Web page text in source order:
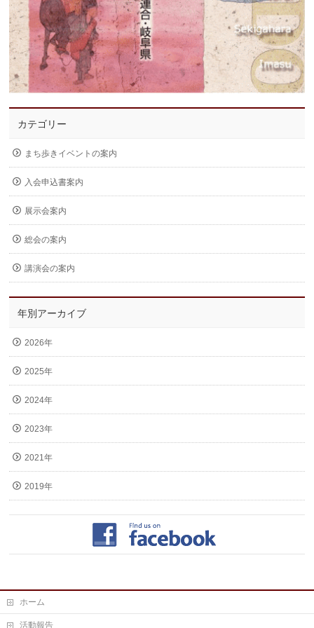
カテゴリー
まち歩きイベントの案内
入会申込書案内
展示会案内
総会の案内
講演会の案内
年別アーカイブ
2026年
2025年
2024年
2023年
2021年
2019年
ホーム
活動報告